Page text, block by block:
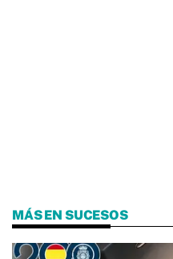
MÁS EN SUCESOS